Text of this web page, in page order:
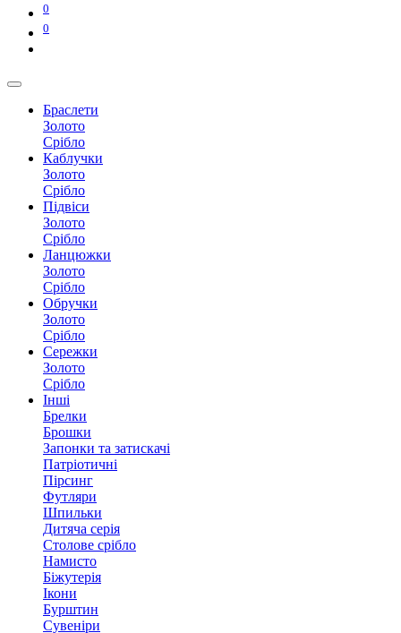
0
0
Браслети
Золото
Срібло
Каблучки
Золото
Срібло
Підвіси
Золото
Срібло
Ланцюжки
Золото
Срібло
Обручки
Золото
Срібло
Сережки
Золото
Срібло
Інші
Брелки
Брошки
Запонки та затискачі
Патріотичні
Пірсинг
Футляри
Шпильки
Дитяча серія
Столове срібло
Намисто
Біжутерія
Ікони
Бурштин
Сувеніри